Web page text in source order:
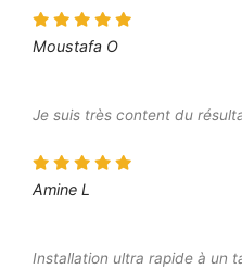
Moustafa O
Je suis très content du
Amine L
Installation ultra rapide à un